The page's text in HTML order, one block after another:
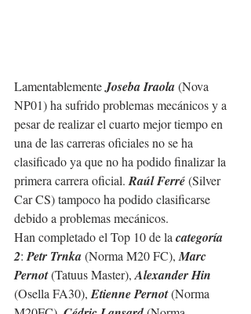
Lamentablemente Joseba Iraola (Nova
NP01) ha sufrido problemas mecánicos y a
pesar de realizar el cuarto mejor tiempo en
una de las carreras oficiales no se ha
clasificado ya que no ha podido finalizar la
primera carrera oficial. Raúl Ferré (Silver
Car CS) tampoco ha podido clasificarse
debido a problemas mecánicos.
Han completado el Top 10 de la categoría
2: Petr Trnka (Norma M20 FC), Marc
Pernot (Tatuus Master), Alexander Hin
(Osella FA30), Etienne Pernot (Norma